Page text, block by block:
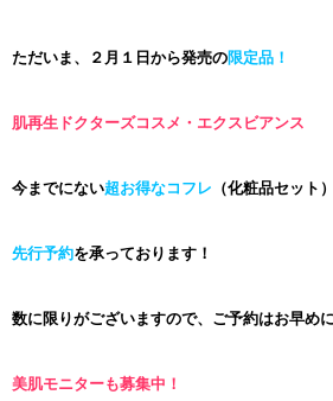
ただいま、２月１日から発売の限定品！
肌再生ドクターズコスメ・エクスビアンス
今までにない超お得なコフレ （化粧品セット
先行予約を承っております！
数に限りがございますので、ご予約はお早めに
美肌モニターも募集中！